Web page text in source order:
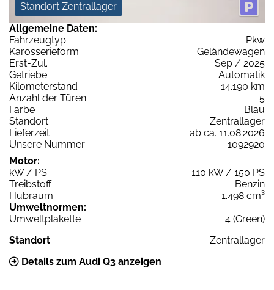
Standort Zentrallager
Allgemeine Daten:
Fahrzeugtyp
Pkw
Karosserieform
Geländewagen
Erst-Zul.
Sep / 2025
Getriebe
Automatik
Kilometerstand
14.190 km
Anzahl der Türen
5
Farbe
Blau
Standort
Zentrallager
Lieferzeit
ab ca. 11.08.2026
Unsere Nummer
1092920
Motor:
kW / PS
110 kW / 150 PS
Treibstoff
Benzin
Hubraum
1.498 cm³
Umweltnormen:
Umweltplakette
4 (Green)
Standort
Zentrallager
Details zum Audi Q3 anzeigen